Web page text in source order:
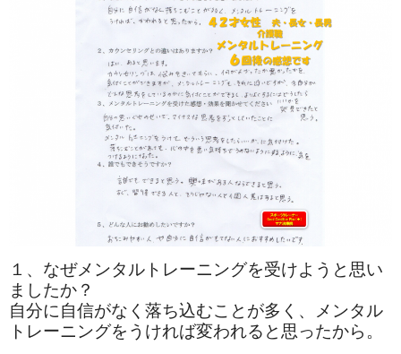
１、なぜメンタルトレーニングを受けようと思い
ましたか？
自分に自信がなく落ち込むことが多く、メンタル
トレーニングをうければ変われると思ったから。